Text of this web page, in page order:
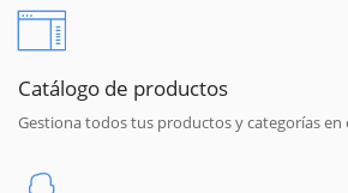
Catálogo de productos
Gestiona todos tus productos y categorías en